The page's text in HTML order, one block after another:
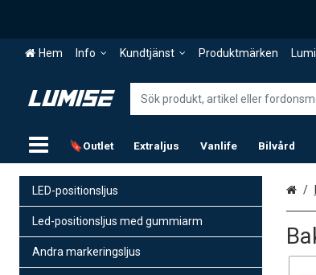
Hem Info Kundtjänst Produktmärken
🔖Outlet Extraljus Vanlife Bilvård
LED-positionsljus
Led-positionsljus med gummiarm
Andra markeringsljus